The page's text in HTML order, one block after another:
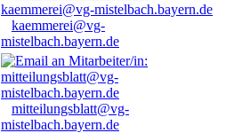
kaemmerei@vg-
mistelbach.bayern.de
mitteilungsblatt@vg-
mistelbach.bayern.de